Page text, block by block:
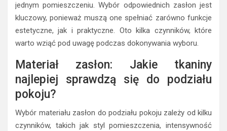
jednym pomieszczeniu. Wybór odpowiednich zasłon jest
kluczowy, ponieważ muszą one spełniać zarówno funkcje
estetyczne, jak i praktyczne. Oto kilka czynników, które
warto wziąć pod uwagę podczas dokonywania wyboru.
Materiał zasłon: Jakie tkaniny
najlepiej sprawdzą się do podziału
pokoju?
Wybór materiału zasłon do podziału pokoju zależy od kilku
czynników, takich jak styl pomieszczenia, intensywność